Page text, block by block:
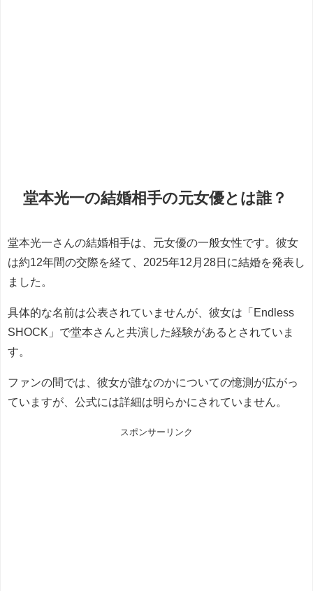
堂本光一の結婚相手の元女優とは誰？
堂本光一さんの結婚相手は、元女優の一般女性です。彼女
は約12年間の交際を経て、2025年12月28日に結婚を発表し
ました。
具体的な名前は公表されていませんが、彼女は「Endless
SHOCK」で堂本さんと共演した経験があるとされていま
す。
ファンの間では、彼女が誰なのかについての憶測が広がっ
ていますが、公式には詳細は明らかにされていません。
スポンサーリンク